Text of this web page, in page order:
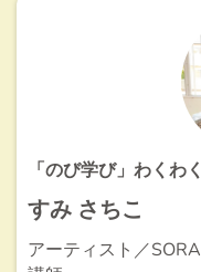
「のび学び」わくわ
すみ さちこ
アーティスト／